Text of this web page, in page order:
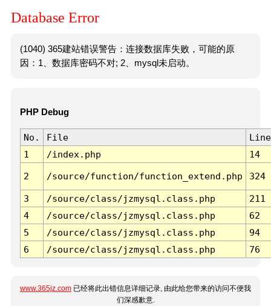
Database Error
(1040) 365建站错误警告：连接数据库失败，可能的原
因：1、数据库密码不对; 2、mysql未启动。
PHP Debug
No. File
Line
1
/index.php 14
2 /source/function/function_extend.php 324
3 /source/class/jzmysql.class.php
211
4
/source/class/jzmysql.class.php
62
5
/source/class/jzmysql.class.php
94
6
/source/class/jzmysql.class.php 76
www.365jz.com 已经将此出错信息详细记录, 由此给您带来的访问不便我
们深感歉意.